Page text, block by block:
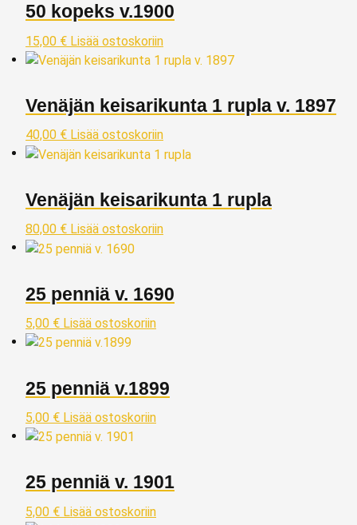
50 kopeks v.1900
15,00 € Lisää ostoskoriin
Venäjän keisarikunta 1 rupla v. 1897
40,00 € Lisää ostoskoriin
Venäjän keisarikunta 1 rupla
80,00 € Lisää ostoskoriin
25 penniä v. 1690
5,00 € Lisää ostoskoriin
25 penniä v.1899
5,00 € Lisää ostoskoriin
25 penniä v. 1901
5,00 € Lisää ostoskoriin